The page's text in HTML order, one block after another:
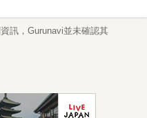
訊，Gurunavi並未確認其